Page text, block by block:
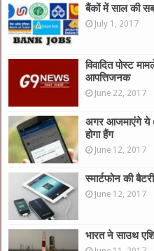
बैंकों में साल की
July 1, 2017
विवादित पोस्ट
आपत्तिजनक
June 22, 2017
अगर आजमाएंगे ये
होगा हैंग
June 12, 2017
स्मार्टफोन की
June 12, 2017
भारत ने साउथ